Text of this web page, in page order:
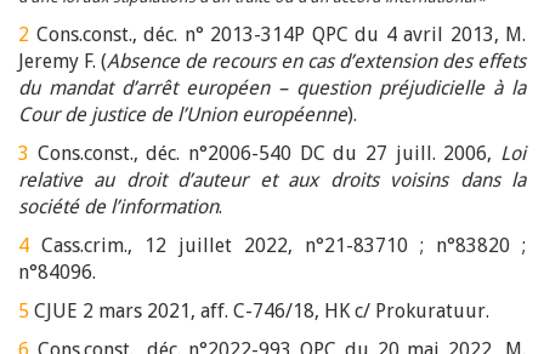
2 Cons.const., déc. n° 2013-314P QPC du 4 avril 2013, M.
Jeremy F. (Absence de recours en cas d’extension des effets
du mandat d’arrêt européen – question préjudicielle à la
Cour de justice de l’Union européenne).
3 Cons.const., déc. n°2006-540 DC du 27 juill. 2006, Loi
relative au droit d’auteur et aux droits voisins dans la
société de l’information.
4 Cass.crim., 12 juillet 2022, n°21-83710 ; n°83820 ;
n°84096.
5 CJUE 2 mars 2021, aff. C-746/18, HK c/ Prokuratuur.